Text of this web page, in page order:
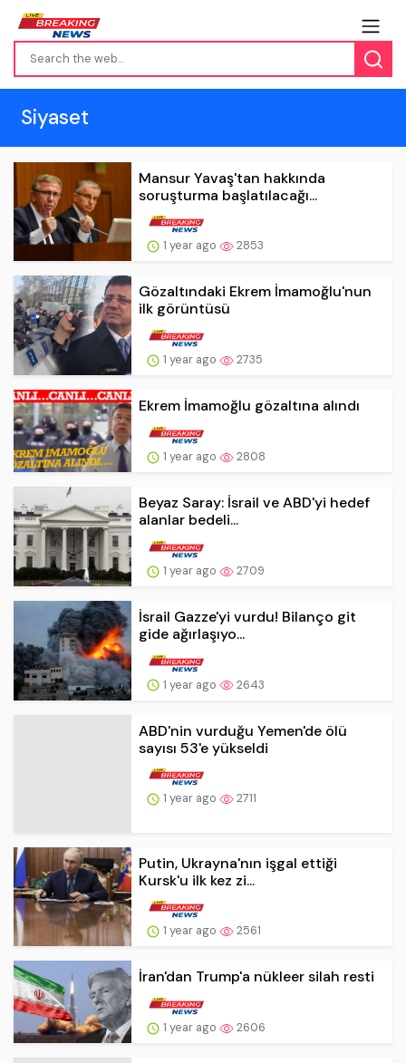
Siyaset
Mansur Yavaş'tan hakkında
soruşturma başlatılacağı...
1 year ago 2853
Gözaltındaki Ekrem İmamoğlu'nun
ilk görüntüsü
1 year ago 2735
Ekrem İmamoğlu gözaltına alındı
1 year ago 2808
Beyaz Saray: İsrail ve ABD'yi hedef
alanlar bedeli...
1 year ago 2709
İsrail Gazze'yi vurdu! Bilanço git
gide ağırlaşıyo...
1 year ago 2643
ABD'nin vurduğu Yemen'de ölü
sayısı 53'e yükseldi
1 year ago 2711
Putin, Ukrayna'nın işgal ettiği
Kursk'u ilk kez zi...
1 year ago 2561
İran'dan Trump'a nükleer silah resti
1 year ago 2606